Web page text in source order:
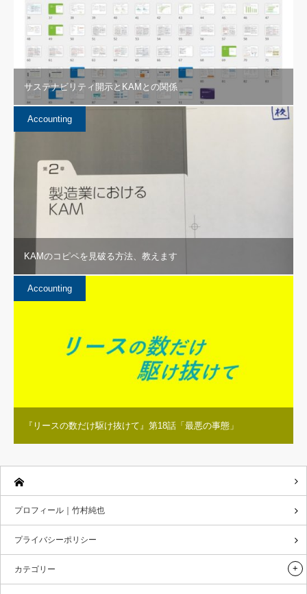
サステナビリティ開示とKAMとの関係
Accounting
KAMのコピペを見破る方法、教えます
Accounting
『リースの数だけ駆け抜けて』第18話「最悪の事態」
プロフィール｜竹村純也
プライバシーポリシー
カテゴリー